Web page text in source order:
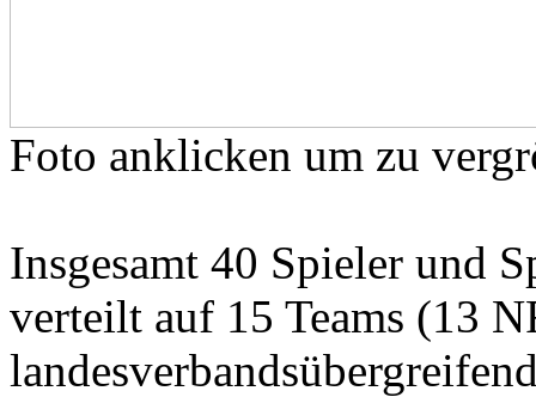
Foto anklicken um zu
Insgesamt 40 Spieler und
verteilt auf 15 Teams (13